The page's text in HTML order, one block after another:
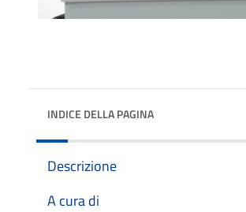
INDICE DELLA PAGINA
Descrizione
A cura di